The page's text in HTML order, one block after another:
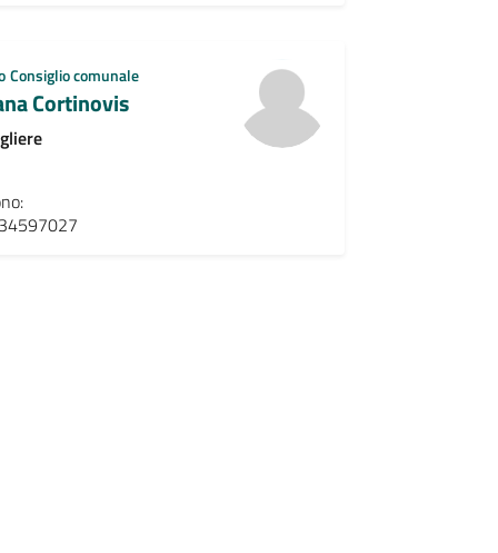
Consiglio comunale
Cortinovis